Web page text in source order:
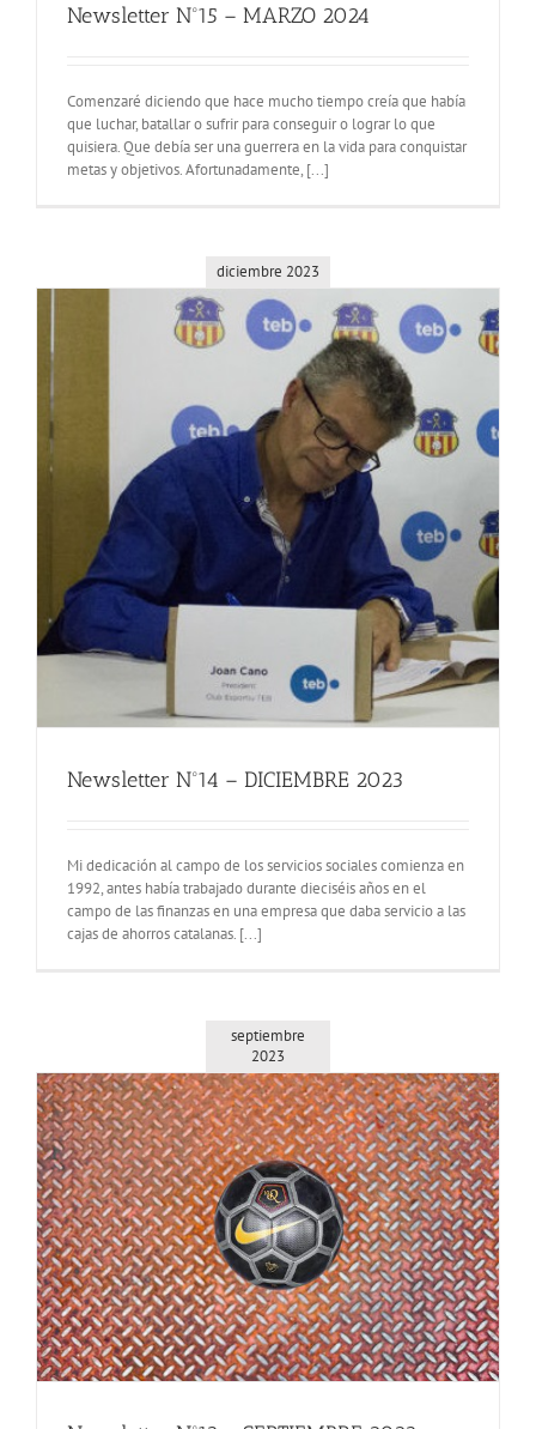
Newsletter Nº15 – MARZO 2024
Comenzaré diciendo que hace mucho tiempo creía que había
que luchar, batallar o sufrir para conseguir o lograr lo que
quisiera. Que debía ser una guerrera en la vida para conquistar
metas y objetivos. Afortunadamente, [...]
diciembre 2023
Newsletter Nº14 – DICIEMBRE 2023
Mi dedicación al campo de los servicios sociales comienza en
1992, antes había trabajado durante dieciséis años en el
campo de las finanzas en una empresa que daba servicio a las
cajas de ahorros catalanas. [...]
septiembre
2023